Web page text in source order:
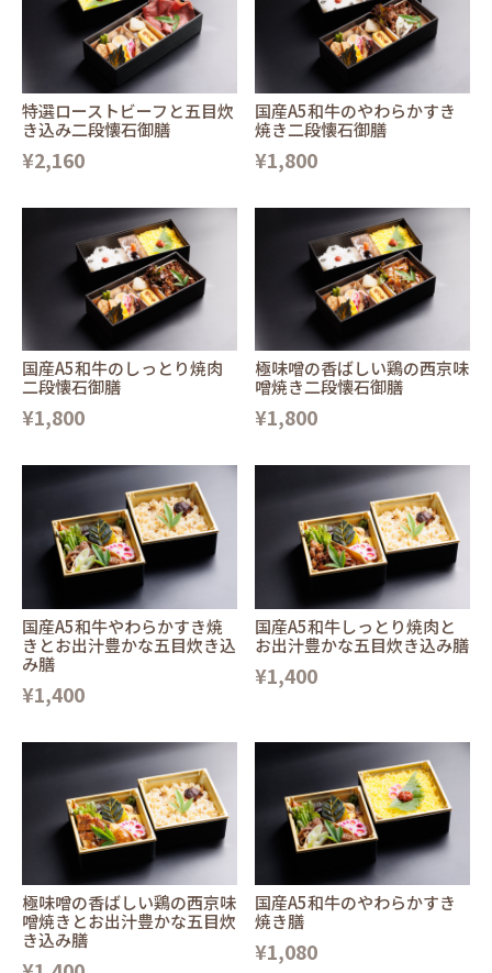
特選ローストビーフと五目炊
き込み二段懐石御膳
¥2,160
国産A5和牛のやわらかすき
焼き二段懐石御膳
¥1,800
国産A5和牛のしっとり焼肉
二段懐石御膳
¥1,800
極味噌の香ばしい鶏の西京味
噌焼き二段懐石御膳
¥1,800
国産A5和牛やわらかすき焼
きとお出汁豊かな五目炊き込
み膳
¥1,400
国産A5和牛しっとり焼肉と
お出汁豊かな五目炊き込み膳
¥1,400
極味噌の香ばしい鶏の西京味
噌焼きとお出汁豊かな五目炊
き込み膳
国産A5和牛のやわらかすき
焼き膳
¥1,080